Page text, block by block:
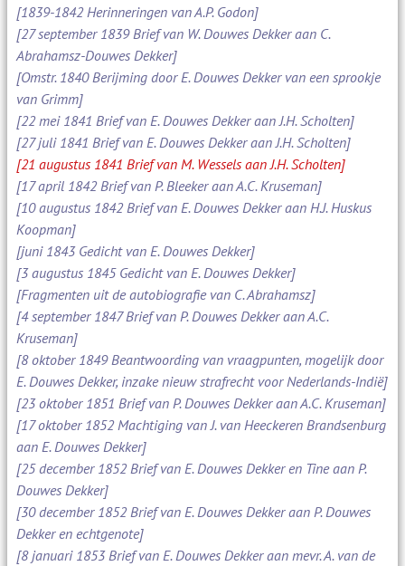
[1839-1842 Herinneringen van A.P. Godon]
[27 september 1839 Brief van W. Douwes Dekker aan C.
Abrahamsz-Douwes Dekker]
[Omstr. 1840 Berijming door E. Douwes Dekker van een sprookje
van Grimm]
[22 mei 1841 Brief van E. Douwes Dekker aan J.H. Scholten]
[27 juli 1841 Brief van E. Douwes Dekker aan J.H. Scholten]
[21 augustus 1841 Brief van M. Wessels aan J.H. Scholten]
[17 april 1842 Brief van P. Bleeker aan A.C. Kruseman]
[10 augustus 1842 Brief van E. Douwes Dekker aan H.J. Huskus
Koopman]
[juni 1843 Gedicht van E. Douwes Dekker]
[3 augustus 1845 Gedicht van E. Douwes Dekker]
[Fragmenten uit de autobiografie van C. Abrahamsz]
[4 september 1847 Brief van P. Douwes Dekker aan A.C.
Kruseman]
[8 oktober 1849 Beantwoording van vraagpunten, mogelijk door
E. Douwes Dekker, inzake nieuw strafrecht voor Nederlands-Indië]
[23 oktober 1851 Brief van P. Douwes Dekker aan A.C. Kruseman]
[17 oktober 1852 Machtiging van J. van Heeckeren Brandsenburg
aan E. Douwes Dekker]
[25 december 1852 Brief van E. Douwes Dekker en Tine aan P.
Douwes Dekker]
[30 december 1852 Brief van E. Douwes Dekker aan P. Douwes
Dekker en echtgenote]
[8 januari 1853 Brief van E. Douwes Dekker aan mevr. A. van de